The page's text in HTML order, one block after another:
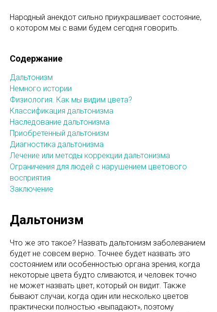
Народный анекдот сильно приукрашивает состояние,
о котором мы с вами будем сегодня говорить.
Содержание
Дальтонизм
Немного истории
Физиология. Как мы видим цвета?
Классификация дальтонизма
Наследование дальтонизма
Приобретенный дальтонизм
Диагностика дальтонизма
Лечение или методы коррекции дальтонизма
Ограничения для людей с нарушением цветового
восприятия
Заключение
Дальтонизм
Что же это такое? Назвать дальтонизм заболеванием
будет не совсем верно. Точнее будет назвать это
состоянием или особенностью органа зрения, когда
некоторые цвета будто сливаются, и человек точно
не может назвать цвет, который он видит. Также
бывают случаи, когда один или несколько цветов
практически полностью «выпадают», поэтому